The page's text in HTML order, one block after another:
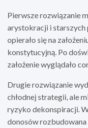
Pierwsze rozwiązanie
arystokracji i
opierało się na
konstytucyjną. Po
założenie wyglądało
Drugie rozwiązanie
chłodnej strategii, ale
ryzyko dekonspiracji.
donosów